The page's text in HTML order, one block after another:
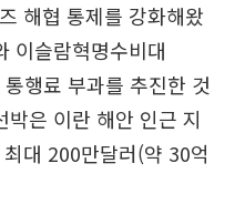
해협 통제를 강화해왔
이슬람혁명수비대
행료 부과를 추진한 것
은 이란 해안 인근 지
대 200만달러(약 30억